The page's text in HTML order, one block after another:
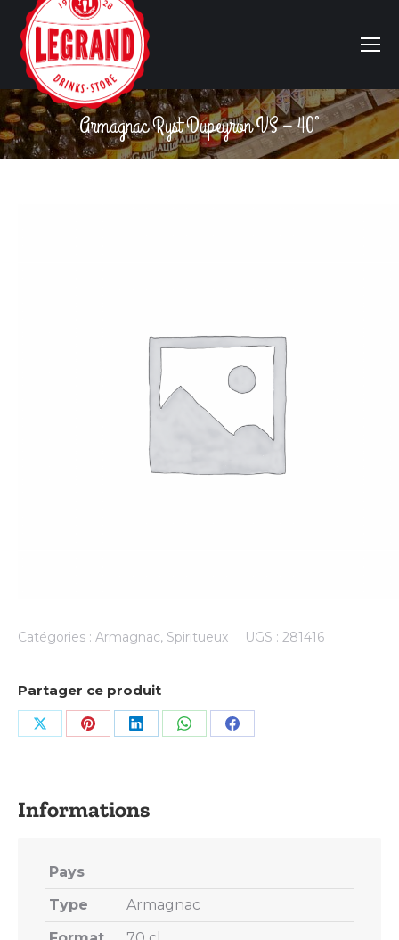
Armagnac Ryst Dupeyron VS – 40°
Vous êtes ici :
Catégories : Armagnac, Spiritueux UGS : 281416
Partager ce produit
Share Share Share Share Share
Pays
Type
Armagnac